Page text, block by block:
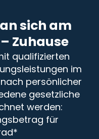
sich am
Zuhause
qualifizierten
im
persönlicher
gesetzliche
werden:
für